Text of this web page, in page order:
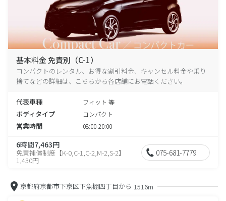
基本料金 免責別（C-1）
コンパクトのレンタル、お得な割引料金、キャンセル料金や乗り
捨てなどの詳細は、こちらから各店舗にお電話ください。
代表車種 フィット 等
ボディタイプ コンパクト
営業時間 08:00-20:00
6時間7,463円
免責補償制度【K-0,C-1,C-2,M-2,S-2】
1,430円
075-681-7779
京都府京都市下京区下魚棚四丁目から 1516m